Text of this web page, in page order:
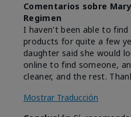
Comentarios sobre
Regimen
I haven't been able to find
products for quite a few
daughter said she would
online to find someone,
cleaner, and the rest.
Mostrar Traducción